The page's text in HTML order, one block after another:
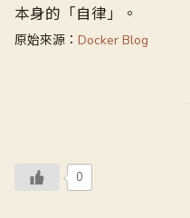
本身的「自律」。
原始來源： Docker Blog
0